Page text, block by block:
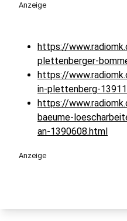
Anzeige
https://
plettenberger-
https://
in-plettenberg-
https://
baeume-
an-1390608.html
Anzeige